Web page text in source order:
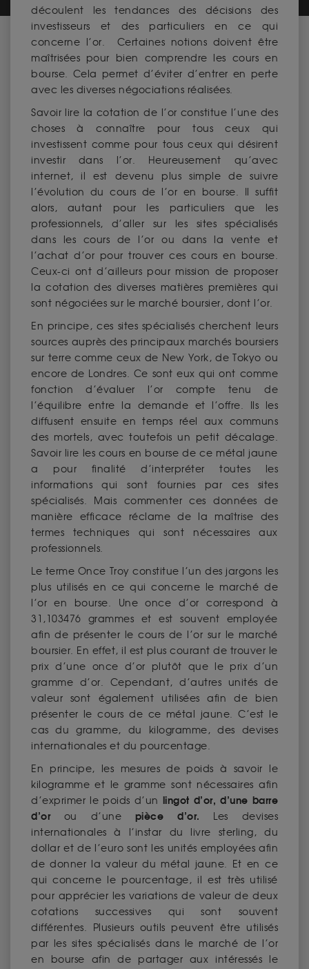
découlent les tendances des décisions des
investisseurs et des particuliers en ce qui
concerne l’or. Certaines notions doivent être
maîtrisées pour bien comprendre les cours en
bourse. Cela permet d’éviter d’entrer en perte
avec les diverses négociations réalisées.
Savoir lire la cotation de l’or constitue l’une des
choses à connaître pour tous ceux qui
investissent comme pour tous ceux qui désirent
investir dans l’or. Heureusement qu’avec
internet, il est devenu plus simple de suivre
l’évolution du cours de l’or en bourse. Il suffit
alors, autant pour les particuliers que les
professionnels, d’aller sur les sites spécialisés
dans les cours de l’or ou dans la vente et
l’achat d’or pour trouver ces cours en bourse.
Ceux-ci ont d’ailleurs pour mission de proposer
la cotation des diverses matières premières qui
sont négociées sur le marché boursier, dont l’or.
En principe, ces sites spécialisés cherchent leurs
sources auprès des principaux marchés boursiers
sur terre comme ceux de New York, de Tokyo ou
encore de Londres. Ce sont eux qui ont comme
fonction d’évaluer l’or compte tenu de
l’équilibre entre la demande et l’offre. Ils les
diffusent ensuite en temps réel aux communs
des mortels, avec toutefois un petit décalage.
Savoir lire les cours en bourse de ce métal jaune
a pour finalité d’interpréter toutes les
informations qui sont fournies par ces sites
spécialisés. Mais commenter ces données de
manière efficace réclame de la maîtrise des
termes techniques qui sont nécessaires aux
professionnels.
Le terme Once Troy constitue l’un des jargons les
plus utilisés en ce qui concerne le marché de
l’or en bourse. Une once d’or correspond à
31,103476 grammes et est souvent employée
afin de présenter le cours de l’or sur le marché
boursier. En effet, il est plus courant de trouver le
prix d’une once d’or plutôt que le prix d’un
gramme d’or. Cependant, d’autres unités de
valeur sont également utilisées afin de bien
présenter le cours de ce métal jaune. C’est le
cas du gramme, du kilogramme, des devises
internationales et du pourcentage.
En principe, les mesures de poids à savoir le
kilogramme et le gramme sont nécessaires afin
d’exprimer le poids d’un
lingot d’or, d’une barre
d’or
ou d’une pièce d’or.
Les devises
internationales à l’instar du livre sterling, du
dollar et de l’euro sont les unités employées afin
de donner la valeur du métal jaune. Et en ce
qui concerne le pourcentage, il est très utilisé
pour apprécier les variations de valeur de deux
cotations successives qui sont souvent
différentes. Plusieurs outils peuvent être utilisés
par les sites spécialisés dans le marché de l’or
en bourse afin de partager aux intéressés le